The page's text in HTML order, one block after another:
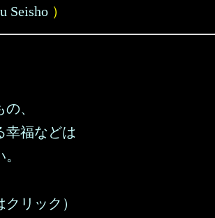
Seisho ）
、
幸福などは
リック）